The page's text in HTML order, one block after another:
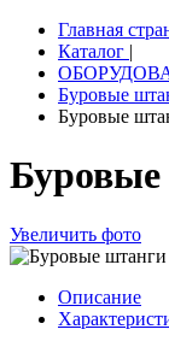
Главная
Каталог |
Буровые
Буровые
Буровые
Увеличить фото
Описание